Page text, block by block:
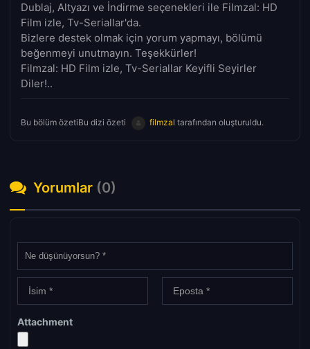
Dublaj, Altyazı ve İndirme seçenekleri ile Filmzal: HD
Film izle, Tv-Seriallar'da.
Bizlere destek olmak için yorum yapmayı, bölümü
beğenmeyi unutmayın. Teşekkürler!
Filmzal: HD Film izle, Tv-Seriallar Keyifli Seyirler
Diler!..
Bu bölüm özetiBu dizi özeti filmzal tarafından oluşturuldu.
Yorumlar (0)
Attachment